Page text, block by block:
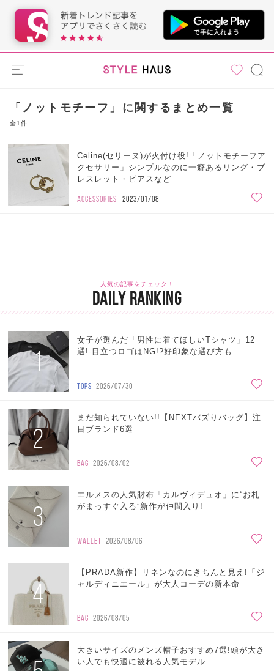
「ノットモチーフ」に関するまとめ一覧
全1件
Celine(セリーヌ)が火付け役!「ノットモチーフア
クセサリー」シンプルなのに一癖あるリング・ブ
レスレット・ピアスなど
ACCESSORIES 2023/01/08
人気の記事をチェック！
DAILY RANKING
1
女子が選んだ「男性に着てほしいTシャツ」12
選!-目立つロゴはNG!?好印象な選び方も
TOPS 2026/07/30
2
まだ知られていない!!【NEXTバズりバッグ】注
目ブランド6選
BAG 2026/08/02
3
エルメスの人気財布「カルヴィデュオ」に“お札
がまっすぐ入る”新作が仲間入り!
WALLET 2026/08/06
4
【PRADA新作】リネンなのにきちんと見え!「ジ
ャルディニエール」が大人コーデの新本命
BAG 2026/08/05
大きいサイズのメンズ帽子おすすめ7選!頭が大き
い人でも快適に被れる人気モデル